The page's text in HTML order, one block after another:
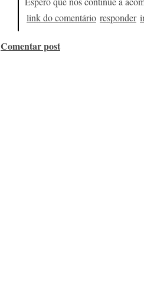
link do comentário responder
Comentar post